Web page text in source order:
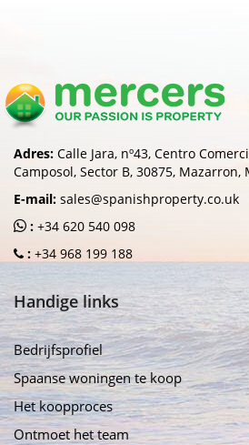
Adres: Calle Jara, nº43, Centro
Camposol, Sector B, 30875, Mazarron,
E-mail: sales@spanishproperty.co.uk
: +34 620 540 098
: +34 968 199 188
Handige links
Bedrijfsprofiel
Spaanse woningen te koop
Het koopproces
Ontmoet het team